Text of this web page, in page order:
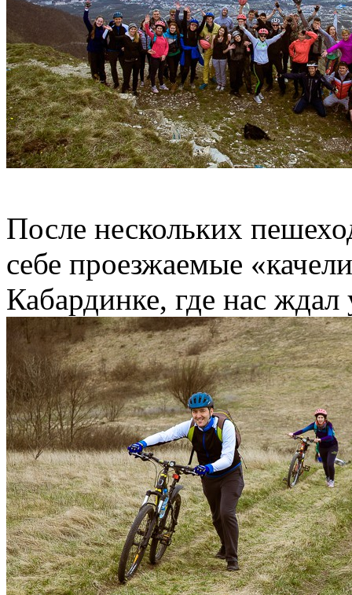
После нескольких
себе проезжаемые
Кабардинке, где нас